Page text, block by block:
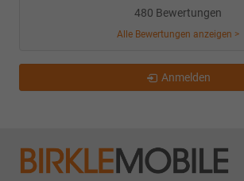
480 Bewertungen
Alle Bewertungen anzeigen >
Anmelden